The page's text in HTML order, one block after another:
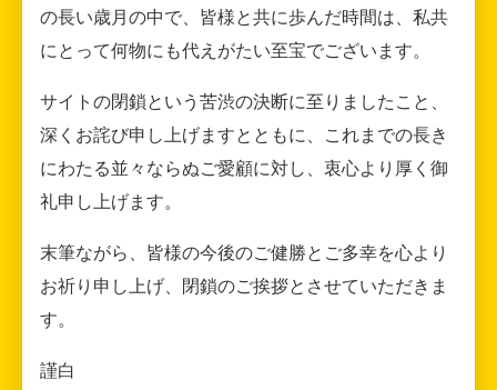
の長い歳月の中で、皆様と共に歩んだ時間は、私共
にとって何物にも代えがたい至宝でございます。
サイトの閉鎖という苦渋の決断に至りましたこと、
深くお詫び申し上げますとともに、これまでの長き
にわたる並々ならぬご愛顧に対し、衷心より厚く御
礼申し上げます。
末筆ながら、皆様の今後のご健勝とご多幸を心より
お祈り申し上げ、閉鎖のご挨拶とさせていただきま
す。
謹白